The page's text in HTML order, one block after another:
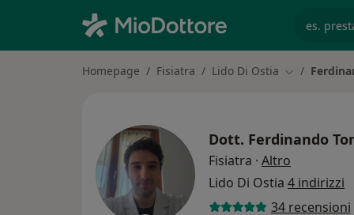
Homepage Fisiatra Lido Di Ostia Cambia città
Dott. Ferdinando
Fisiatra · Altro
Lido Di Ostia 4 indirizzi
34 recensioni